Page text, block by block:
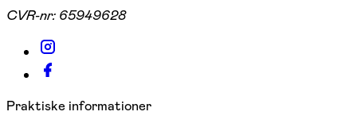
CVR-nr: 65949628
Praktiske informationer